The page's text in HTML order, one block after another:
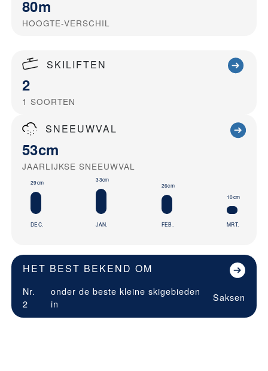
80m
HOOGTE-VERSCHIL
SKILIFTEN
2
1 SOORTEN
SNEEUWVAL
53cm
JAARLIJKSE SNEEUWVAL
29cm
DEC.
33cm
JAN.
26cm
FEB.
10cm
MRT.
HET BEST BEKEND OM
Nr.
2
onder de beste kleine skigebieden
in
Saksen